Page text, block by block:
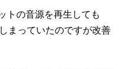
トの音源を再生しても
まっていたのですが改善